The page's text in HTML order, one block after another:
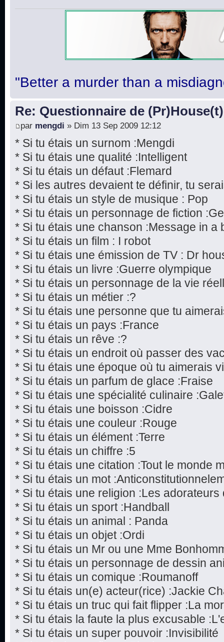
"Better a murder than a
Re: Questionnaire de (Pr)House(t)
par mengdi » Dim 13 Sep 2009 12:12
* Si tu étais un surnom :Mengdi
* Si tu étais une qualité :Intelligent
* Si tu étais un défaut :Flemard
* Si les autres devaient te définir, tu
* Si tu étais un style de musique : Pop
* Si tu étais un personnage de fiction
* Si tu étais une chanson :Message in a
* Si tu étais un film : I robot
* Si tu étais une émission de TV : Dr
* Si tu étais un livre :Guerre olympique
* Si tu étais un personnage de la vie
* Si tu étais un métier :?
* Si tu étais une personne que tu
* Si tu étais un pays :France
* Si tu étais un rêve :?
* Si tu étais un endroit où passer des
* Si tu étais une époque où tu aimerais
* Si tu étais un parfum de glace :Fraise
* Si tu étais une spécialité culinaire
* Si tu étais une boisson :Cidre
* Si tu étais une couleur :Rouge
* Si tu étais un élément :Terre
* Si tu étais un chiffre :5
* Si tu étais une citation :Tout le monde
* Si tu étais un mot
* Si tu étais une religion :Les adorateurs
* Si tu étais un sport :Handball
* Si tu étais un animal : Panda
* Si tu étais un objet :Ordi
* Si tu étais un Mr ou une Mme
* Si tu étais un personnage de dessin
* Si tu étais un comique :Roumanoff
* Si tu étais un(e) acteur(rice) :Jackie
* Si tu étais un truc qui fait flipper :La
* Si tu étais la faute la plus excusable
* Si tu étais un super pouvoir :Invisibilité